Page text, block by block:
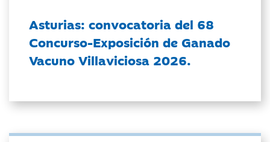
Asturias: convocatoria del 68
Concurso-Exposición de Ganado
Vacuno Villaviciosa 2026.